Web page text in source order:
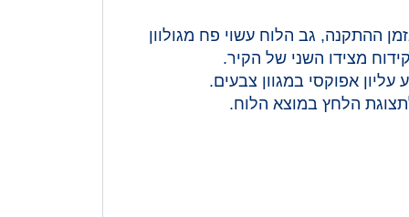
ההתקנה, גב הלוח עשוי פח מגולוון
מצידו השני של הקיר.
עליון אפוקסי במגוון צבעים.
הלחץ במוצא הלוח.